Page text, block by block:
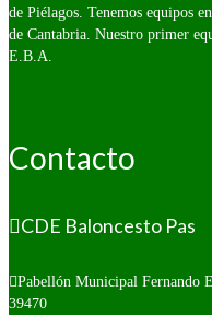
de Piélagos. Tenemos equipos
de Cantabria. Nuestro primer
E.B.A.
Contacto
CDE Baloncesto Pas
Pabellón Municipal Fernando
39470